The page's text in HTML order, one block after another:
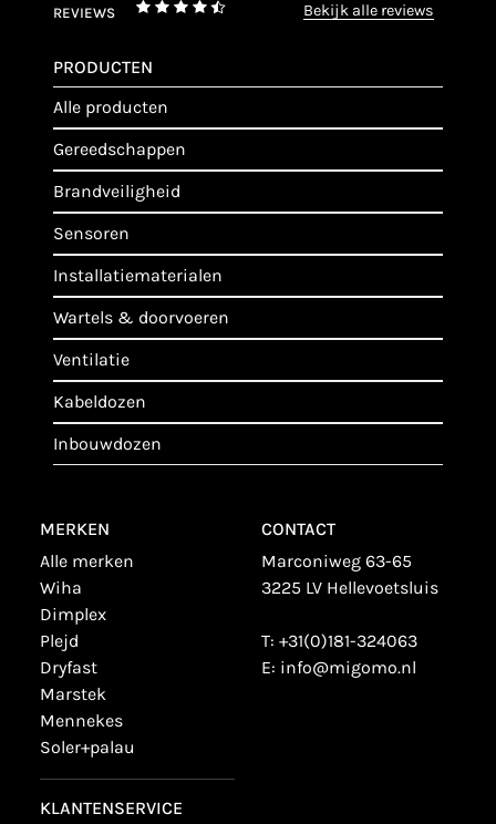
REVIEWS bekijk alle reviews
PRODUCTEN
alle producten
gereedschappen
brandveiligheid
sensoren
installatiematerialen
wartels & doorvoeren
ventilatie
kabeldozen
inbouwdozen
MERKEN
alle merken
wiha
dimplex
plejd
dryfast
marstek
mennekes
soler+palau
KLANTENSERVICE
CONTACT
Marconiweg 63-65
3225 LV Hellevoetsluis
T: +31(0)181-324063
E: info@migomo.nl